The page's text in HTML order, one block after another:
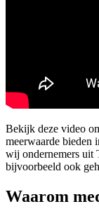
Bekijk deze video
meerwaarde bieden
wij ondernemers uit
bijvoorbeeld ook
Waarom